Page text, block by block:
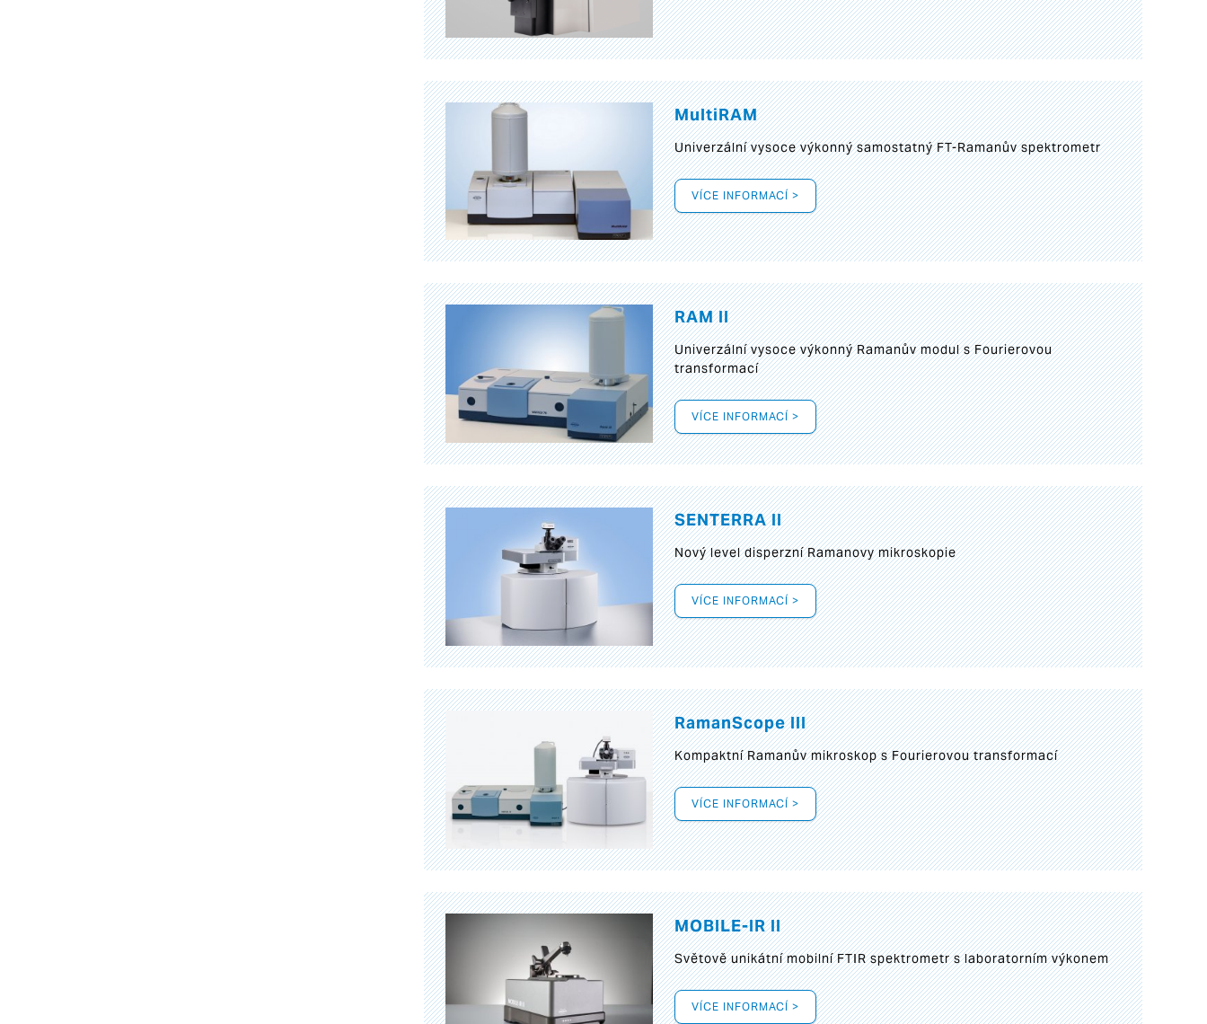
MultiRAM
Univerzální vysoce výkonný samostatný FT-Ramanův spektrometr
VÍCE INFORMACÍ >
RAM II
Univerzální vysoce výkonný Ramanův modul s Fourierovou
transformací
VÍCE INFORMACÍ >
SENTERRA II
Nový level disperzní Ramanovy mikroskopie
VÍCE INFORMACÍ >
RamanScope III
Kompaktní Ramanův mikroskop s Fourierovou transformací
VÍCE INFORMACÍ >
MOBILE-IR II
Světově unikátní mobilní FTIR spektrometr s laboratorním výkonem
VÍCE INFORMACÍ >